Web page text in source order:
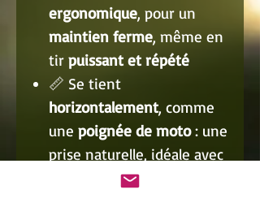
ergonomique, pour un
maintien ferme, même en
tir puissant et répété
📏 Se tient
horizontalement, comme
une poignée de moto: une
prise naturelle, idéale avec
ancrage main ou